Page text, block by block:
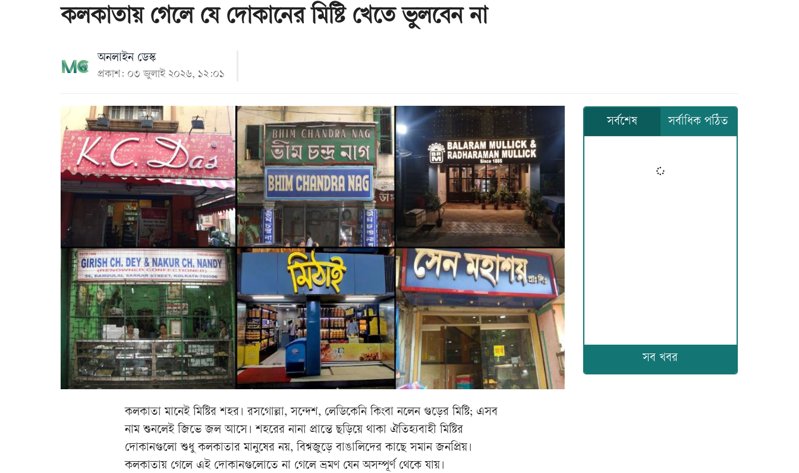
কলকাতায় গেলে যে দোকানের মিষ্টি খেতে ভুলবেন না
অনলাইন ডেস্ক
প্রকাশ: ০৩ জুলাই ২০২৬, ১২:০১
কলকাতা মানেই মিষ্টির শহর। রসগোল্লা, সন্দেশ, লেডিকেনি কিংবা নলেন গুড়ের মিষ্টি; এসব
নাম শুনলেই জিভে জল আসে। শহরের নানা প্রান্তে ছড়িয়ে থাকা ঐতিহ্যবাহী মিষ্টির
দোকানগুলো শুধু কলকাতার মানুষের নয়, বিশ্বজুড়ে বাঙালিদের কাছে সমান জনপ্রিয়।
কলকাতায় গেলে এই দোকানগুলোতে না গেলে ভ্রমণ যেন অসম্পূর্ণ থেকে যায়।
সর্বশেষ সর্বাধিক পঠিত
সব খবর